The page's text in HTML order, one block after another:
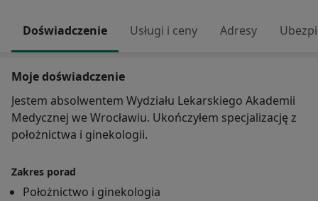
Doświadczenie Usługi i ceny Adresy
Moje doświadczenie
Jestem absolwentem Wydziału Lekarskiego Akademii
Medycznej we Wrocławiu. Ukończyłem specjalizację z
położnictwa i ginekologii.
Zakres porad
Położnictwo i ginekologia